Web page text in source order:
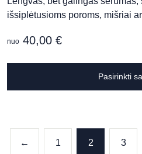
išsiplėtusioms poroms, mišriai
nuo 40,00 €
Pasirinkti
← 1 2 3